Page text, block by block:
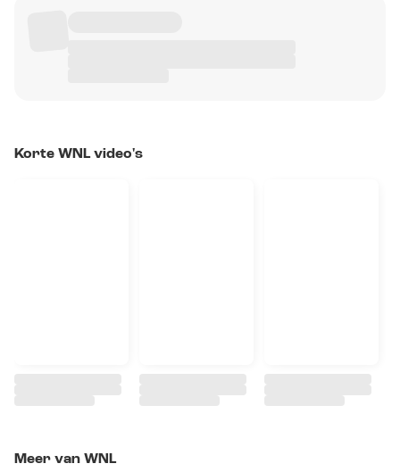
Korte WNL video's
Meer van WNL